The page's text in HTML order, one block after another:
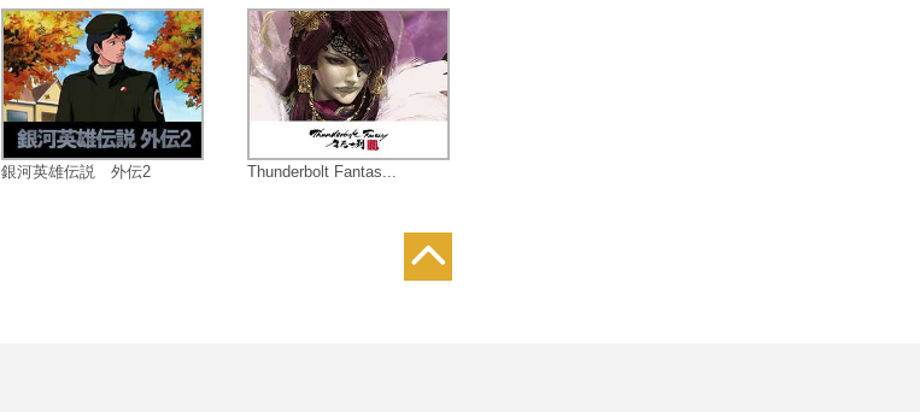
銀河英雄伝説 外伝2 Thunderbolt Fantas...